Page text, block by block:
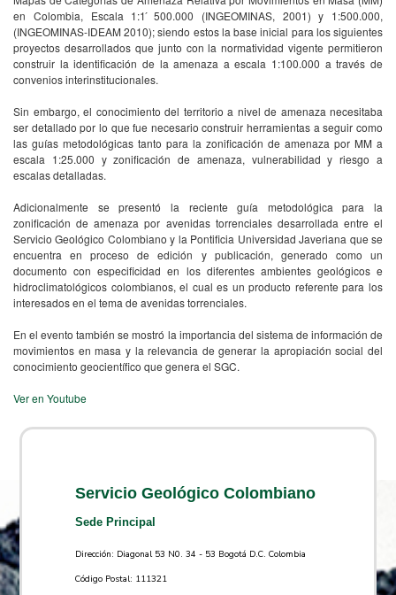
en Colombia, Escala 1:1 ́500.000 (INGEOMINAS, 2001) y 1:500.000,
(INGEOMINAS-IDEAM 2010); siendo estos la base inicial para los siguientes
proyectos desarrollados que junto con la normatividad vigente permitieron
construir la identificación de la amenaza a escala 1:100.000 a través de
convenios interinstitucionales.
Sin embargo, el conocimiento del territorio a nivel de amenaza necesitaba
ser detallado por lo que fue necesario construir herramientas a seguir como
las guías metodológicas tanto para la zonificación de amenaza por MM a
escala 1:25.000 y zonificación de amenaza, vulnerabilidad y riesgo a
escalas detalladas.
Adicionalmente se presentó la reciente guía metodológica para la
zonificación de amenaza por avenidas torrenciales desarrollada entre el
Servicio Geológico Colombiano y la Pontificia Universidad Javeriana que se
encuentra en proceso de edición y publicación, generado como un
documento con especificidad en los diferentes ambientes geológicos e
hidroclimatológicos colombianos, el cual es un producto referente para los
interesados en el tema de avenidas torrenciales.
En el evento también se mostró la importancia del sistema de información de
movimientos en masa y la relevancia de generar la apropiación social del
conocimiento geocientífico que genera el SGC.
Ver en Youtube
Servicio Geológico Colombiano
Sede Principal
Dirección: Diagonal 53 N0. 34 - 53 Bogotá D.C. Colombia
Código Postal: 111321